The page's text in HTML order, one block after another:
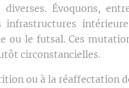
Évoquons,
infrastructures
ou le futsal. Ces
circonstancielles.
ou à la réaffectation